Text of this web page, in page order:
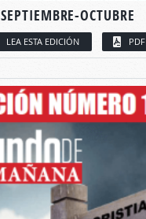
SEPTIEMBRE-OCTUBRE
LEA ESTA EDICIÓN PDF